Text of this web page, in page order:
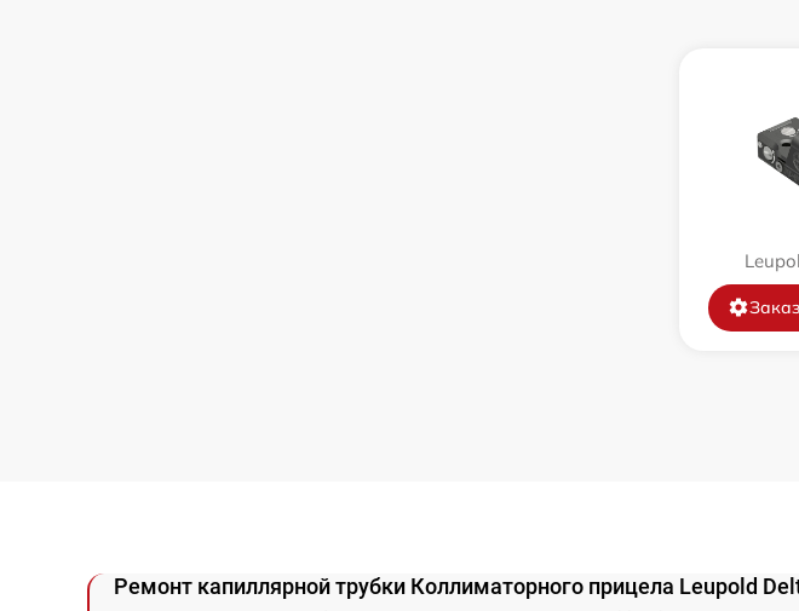
Ремонт капиллярной трубки Коллиматорного прицела Leupold